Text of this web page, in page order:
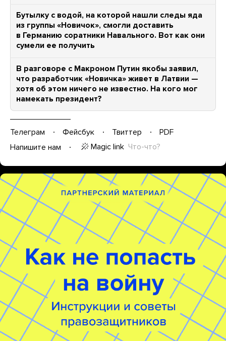
Бутылку с водой, на которой нашли следы яда
из группы «Новичок», смогли доставить
в Германию соратники Навального. Вот как они
сумели ее получить
В разговоре с Макроном Путин якобы заявил,
что разработчик «Новичка» живет в Латвии —
хотя об этом ничего не известно. На кого мог
намекать президент?
Телеграм Фейсбук Твиттер
PDF
Напишите нам
Magic link Что-что?